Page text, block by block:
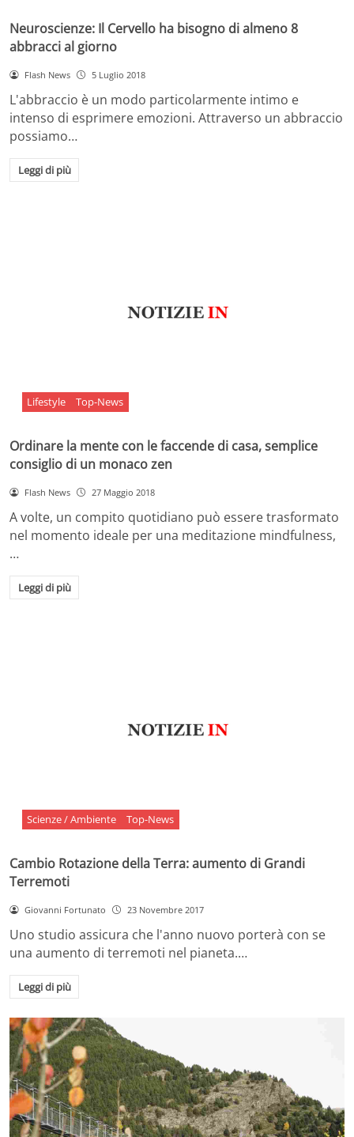
Neuroscienze: Il Cervello ha bisogno di almeno 8
abbracci al giorno
Flash News 5 Luglio 2018
L'abbraccio è un modo particolarmente intimo e
intenso di esprimere emozioni. Attraverso un abbraccio
possiamo…
Leggi di più
Lifestyle Top-News
Ordinare la mente con le faccende di casa, semplice
consiglio di un monaco zen
Flash News 27 Maggio 2018
A volte, un compito quotidiano può essere trasformato
nel momento ideale per una meditazione mindfulness,
…
Leggi di più
Scienze / Ambiente Top-News
Cambio Rotazione della Terra: aumento di Grandi
Terremoti
Giovanni Fortunato 23 Novembre 2017
Uno studio assicura che l'anno nuovo porterà con se
una aumento di terremoti nel pianeta.…
Leggi di più